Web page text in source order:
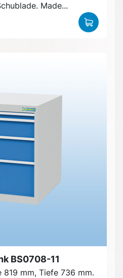
Made...
BS0708-11
819 mm, Tiefe 736 mm.